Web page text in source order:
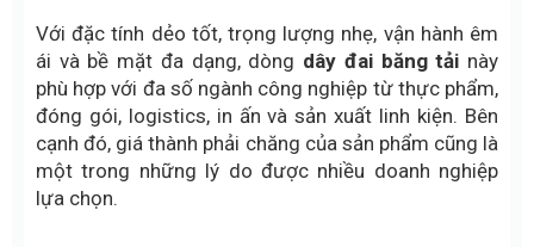
Với đặc tính dẻo tốt, trọng lượng nhẹ, vận hành êm
ái và bề mặt đa dạng, dòng dây đai băng tải này
phù hợp với đa số ngành công nghiệp từ thực phẩm,
đóng gói, logistics, in ấn và sản xuất linh kiện. Bên
cạnh đó, giá thành phải chăng của sản phẩm cũng là
một trong những lý do được nhiều doanh nghiệp
lựa chọn.